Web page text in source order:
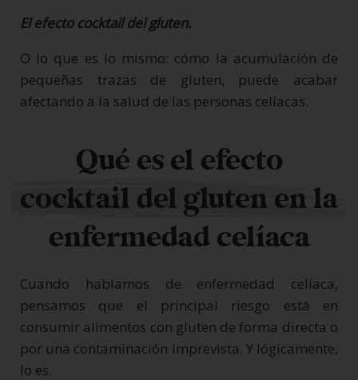
El efecto cocktail del gluten.
O lo que es lo mismo: cómo la acumulación de
pequeñas trazas de gluten, puede acabar
afectando a la salud de las personas celíacas.
Qué es el efecto
cocktail del gluten en la
enfermedad celíaca
Cuando hablamos de enfermedad celíaca,
pensamos que el principal riesgo está en
consumir alimentos con gluten de forma directa o
por una contaminación imprevista. Y lógicamente,
lo es.